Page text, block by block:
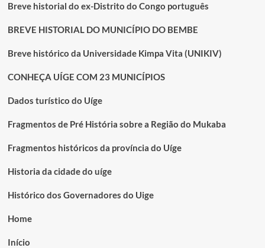
Breve historial do ex-Distrito do Congo português
BREVE HISTORIAL DO MUNICÍPIO DO BEMBE
Breve histórico da Universidade Kimpa Vita (UNIKIV)
CONHEÇA UÍGE COM 23 MUNICÍPIOS
Dados turístico do Uíge
Fragmentos de Pré História sobre a Região do Mukaba
Fragmentos históricos da província do Uíge
Historia da cidade do uíge
Histórico dos Governadores do Uige
Home
Início